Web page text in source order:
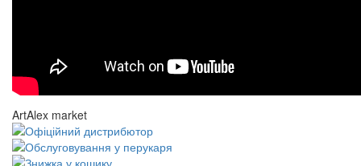
ArtAlex market